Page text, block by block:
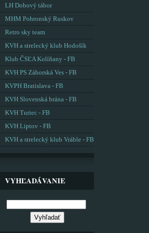
LH Dobový tábor
MHM Pohronský Ruskov
Retro sky team
KVH a strelecký klub Hodošík
Klub ČSĽA Kolíňany - FB
KVH PS Záhorská Ves - FB
KVPH Bratislava - FB
KVH Slovenská brána - FB
KVH Turiec - FB
KVH Liptov - FB
KVH a strelecký klub Vráble - FB
VYHĽADÁVANIE